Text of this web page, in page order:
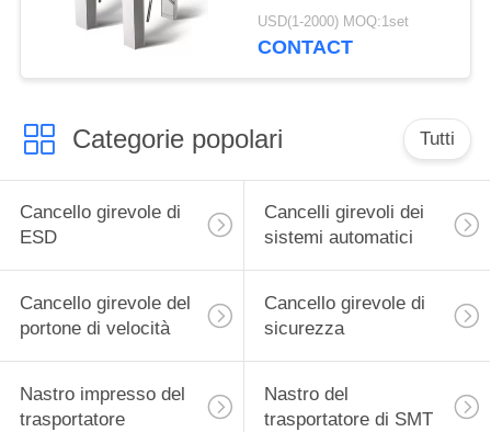
tre rotoli del cancello
girevole di ESD
USD(1-2000) MOQ:1set
CONTACT
Categorie popolari Tutti
Cancello girevole di
ESD
Cancelli girevoli dei
sistemi automatici
Cancello girevole del
portone di velocità
Cancello girevole di
sicurezza
Nastro impresso del
trasportatore
Nastro del
trasportatore di SMT